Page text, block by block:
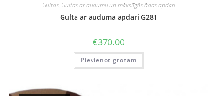
Gultas, Gultas ar audumu un mākslīgās ādas apdari
Gulta ar auduma apdari G281
€370.00
Pievienot grozam